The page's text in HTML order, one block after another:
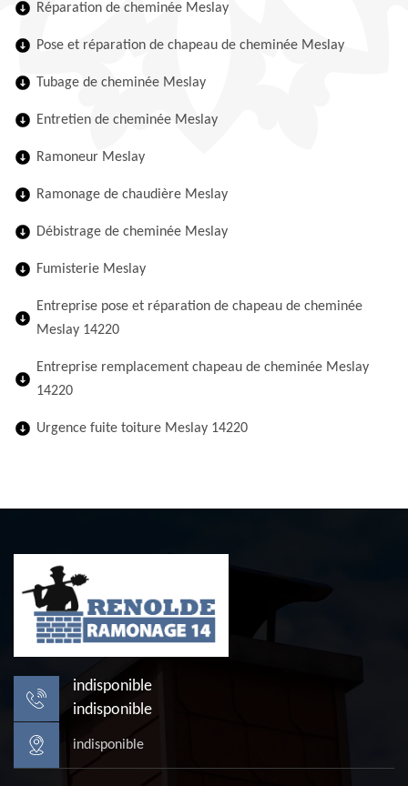
Réparation de cheminée Meslay
Pose et réparation de chapeau de cheminée Meslay
Tubage de cheminée Meslay
Entretien de cheminée Meslay
Ramoneur Meslay
Ramonage de chaudière Meslay
Débistrage de cheminée Meslay
Fumisterie Meslay
Entreprise pose et réparation de chapeau de cheminée
Meslay 14220
Entreprise remplacement chapeau de cheminée Meslay
14220
Urgence fuite toiture Meslay 14220
indisponible
indisponible
indisponible